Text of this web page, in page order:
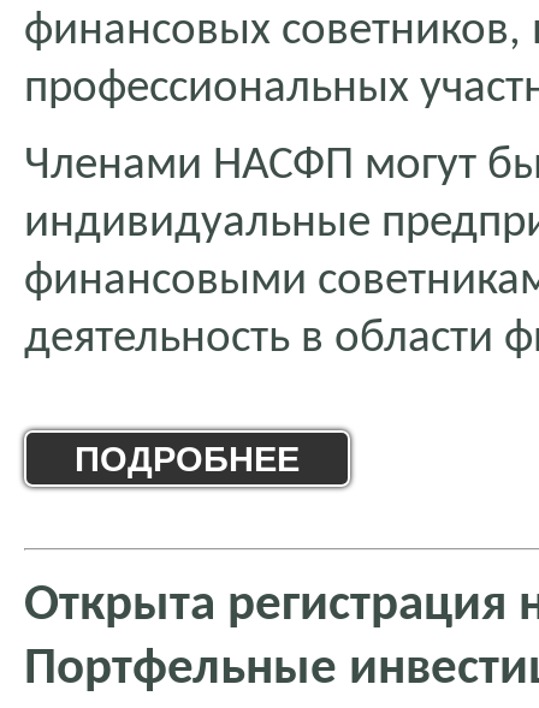
финансовых
профессиональных
Членами НАСФП могут
индивидуальные
финансовыми
деятельность в области
ПОДРОБНЕЕ
Открыта
Портфельные